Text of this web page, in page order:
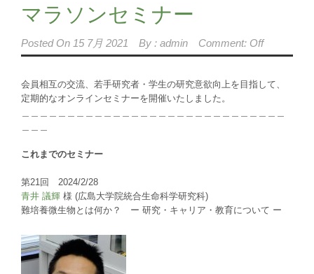
マラソンセミナー
Posted On 15 7月 2021 By : admin Comment: Off
会員相互の交流、若手研究者・学生の研究意欲向上を目指して、
定期的なオンラインセミナーを開催いたしました。
これまでのセミナー
第21回 2024/2/28
青井 議輝 様 (広島大学院統合生命科学研究科)
難培養微生物とは何か？ ー 研究・キャリア・教育について ー